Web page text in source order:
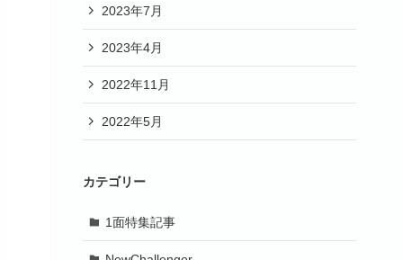
2023年7月
2023年4月
2022年11月
2022年5月
カテゴリー
1面特集記事